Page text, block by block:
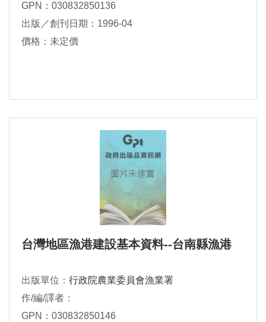
GPN：030832850136
出版／創刊日期：1996-04
價格：未定價
台灣地區漁港建設基本資料--台南縣漁港
出版單位： 行政院農業委員會漁業署
作/編/譯者：
GPN：030832850146